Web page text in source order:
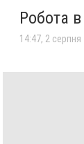
Робота
14:47, 2 серпня